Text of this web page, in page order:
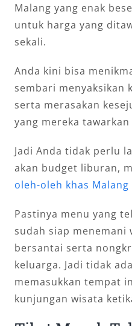
Malang yang enak
untuk harga yang
sekali.
Anda kini bisa
sembari menyaksikan
serta merasakan
yang mereka
Jadi Anda tidak perlu
akan budget liburan,
oleh-oleh khas
Pastinya menu yang
sudah siap menemani
bersantai serta
keluarga. Jadi tidak
memasukkan tempat
kunjungan wisata